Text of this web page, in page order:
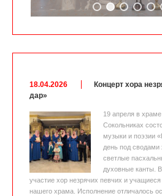
18.04.2026
Концерт хора
дар»
19 апреля в
Сокольниках
музыки и поэзии
день под сводами
светлые
духовные канты.
участие хор незрячих певчих и
нашего храма. Исполнение отличалось